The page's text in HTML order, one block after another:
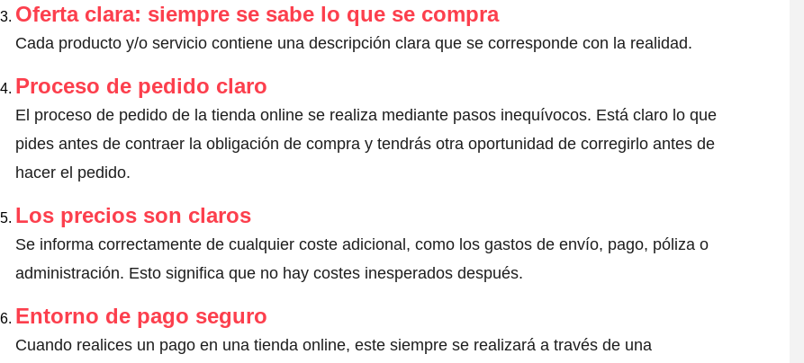
Oferta clara: siempre se sabe lo que se compra
Cada producto y/o servicio contiene una descripción clara que se corresponde con la realidad.
Proceso de pedido claro
El proceso de pedido de la tienda online se realiza mediante pasos inequívocos. Está claro lo que
pides antes de contraer la obligación de compra y tendrás otra oportunidad de corregirlo antes de
hacer el pedido.
Los precios son claros
Se informa correctamente de cualquier coste adicional, como los gastos de envío, pago, póliza o
administración. Esto significa que no hay costes inesperados después.
Entorno de pago seguro
Cuando realices un pago en una tienda online, este siempre se realizará a través de una